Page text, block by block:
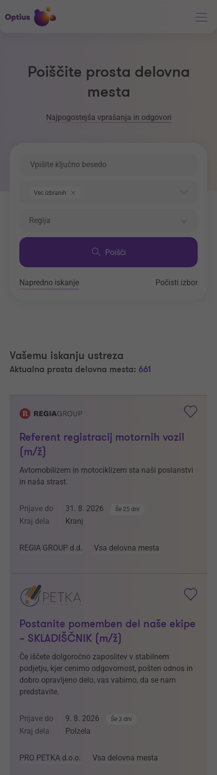
Poiščite prosta delovna
mesta
Najpogostejša vprašanja in odgovori
Vec izbranih
Regija
Poišči
Napredno iskanje Počisti izbor
Vašemu iskanju ustreza
Aktualna prosta delovna mesta: 661
Referent registracij motornih vozil
(m/ž)
Avtomobilizem in motociklizem sta naši poslanstvi
in naša strast.
Prijave do 31. 8. 2026 Še 25 dni
Kraj dela Kranj
REGIA GROUP d.d. Vsa delovna mesta
Postanite pomemben del naše ekipe
– SKLADIŠČNIK (m/ž)
Če iščete dolgoročno zaposlitev v stabilnem
podjetju, kjer cenimo odgovornost, pošten odnos in
dobro opravljeno delo, vas vabimo, da se nam
predstavite.
Prijave do 9. 8. 2026 Še 3 dni
Kraj dela Polzela
PRO PETKA d.o.o. Vsa delovna mesta